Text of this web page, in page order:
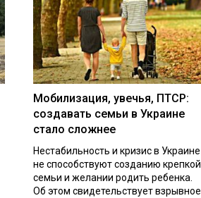
Мобилизация, увечья, ПТСР:
создавать семьи в Украине
стало сложнее
Нестабильность и кризис в Украине
не способствуют созданию крепкой
семьи и желании родить ребенка.
Об этом свидетельствует взрывное